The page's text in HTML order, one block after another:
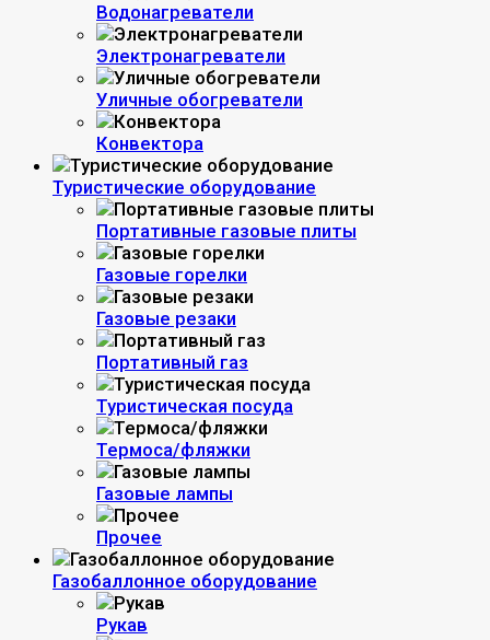
Водонагреватели
Электронагреватели
Уличные обогреватели
Конвектора
Туристические оборудование
Портативные газовые плиты
Газовые горелки
Газовые резаки
Портативный газ
Туристическая посуда
Термоса/фляжки
Газовые лампы
Прочее
Газобаллонное оборудование
Рукав